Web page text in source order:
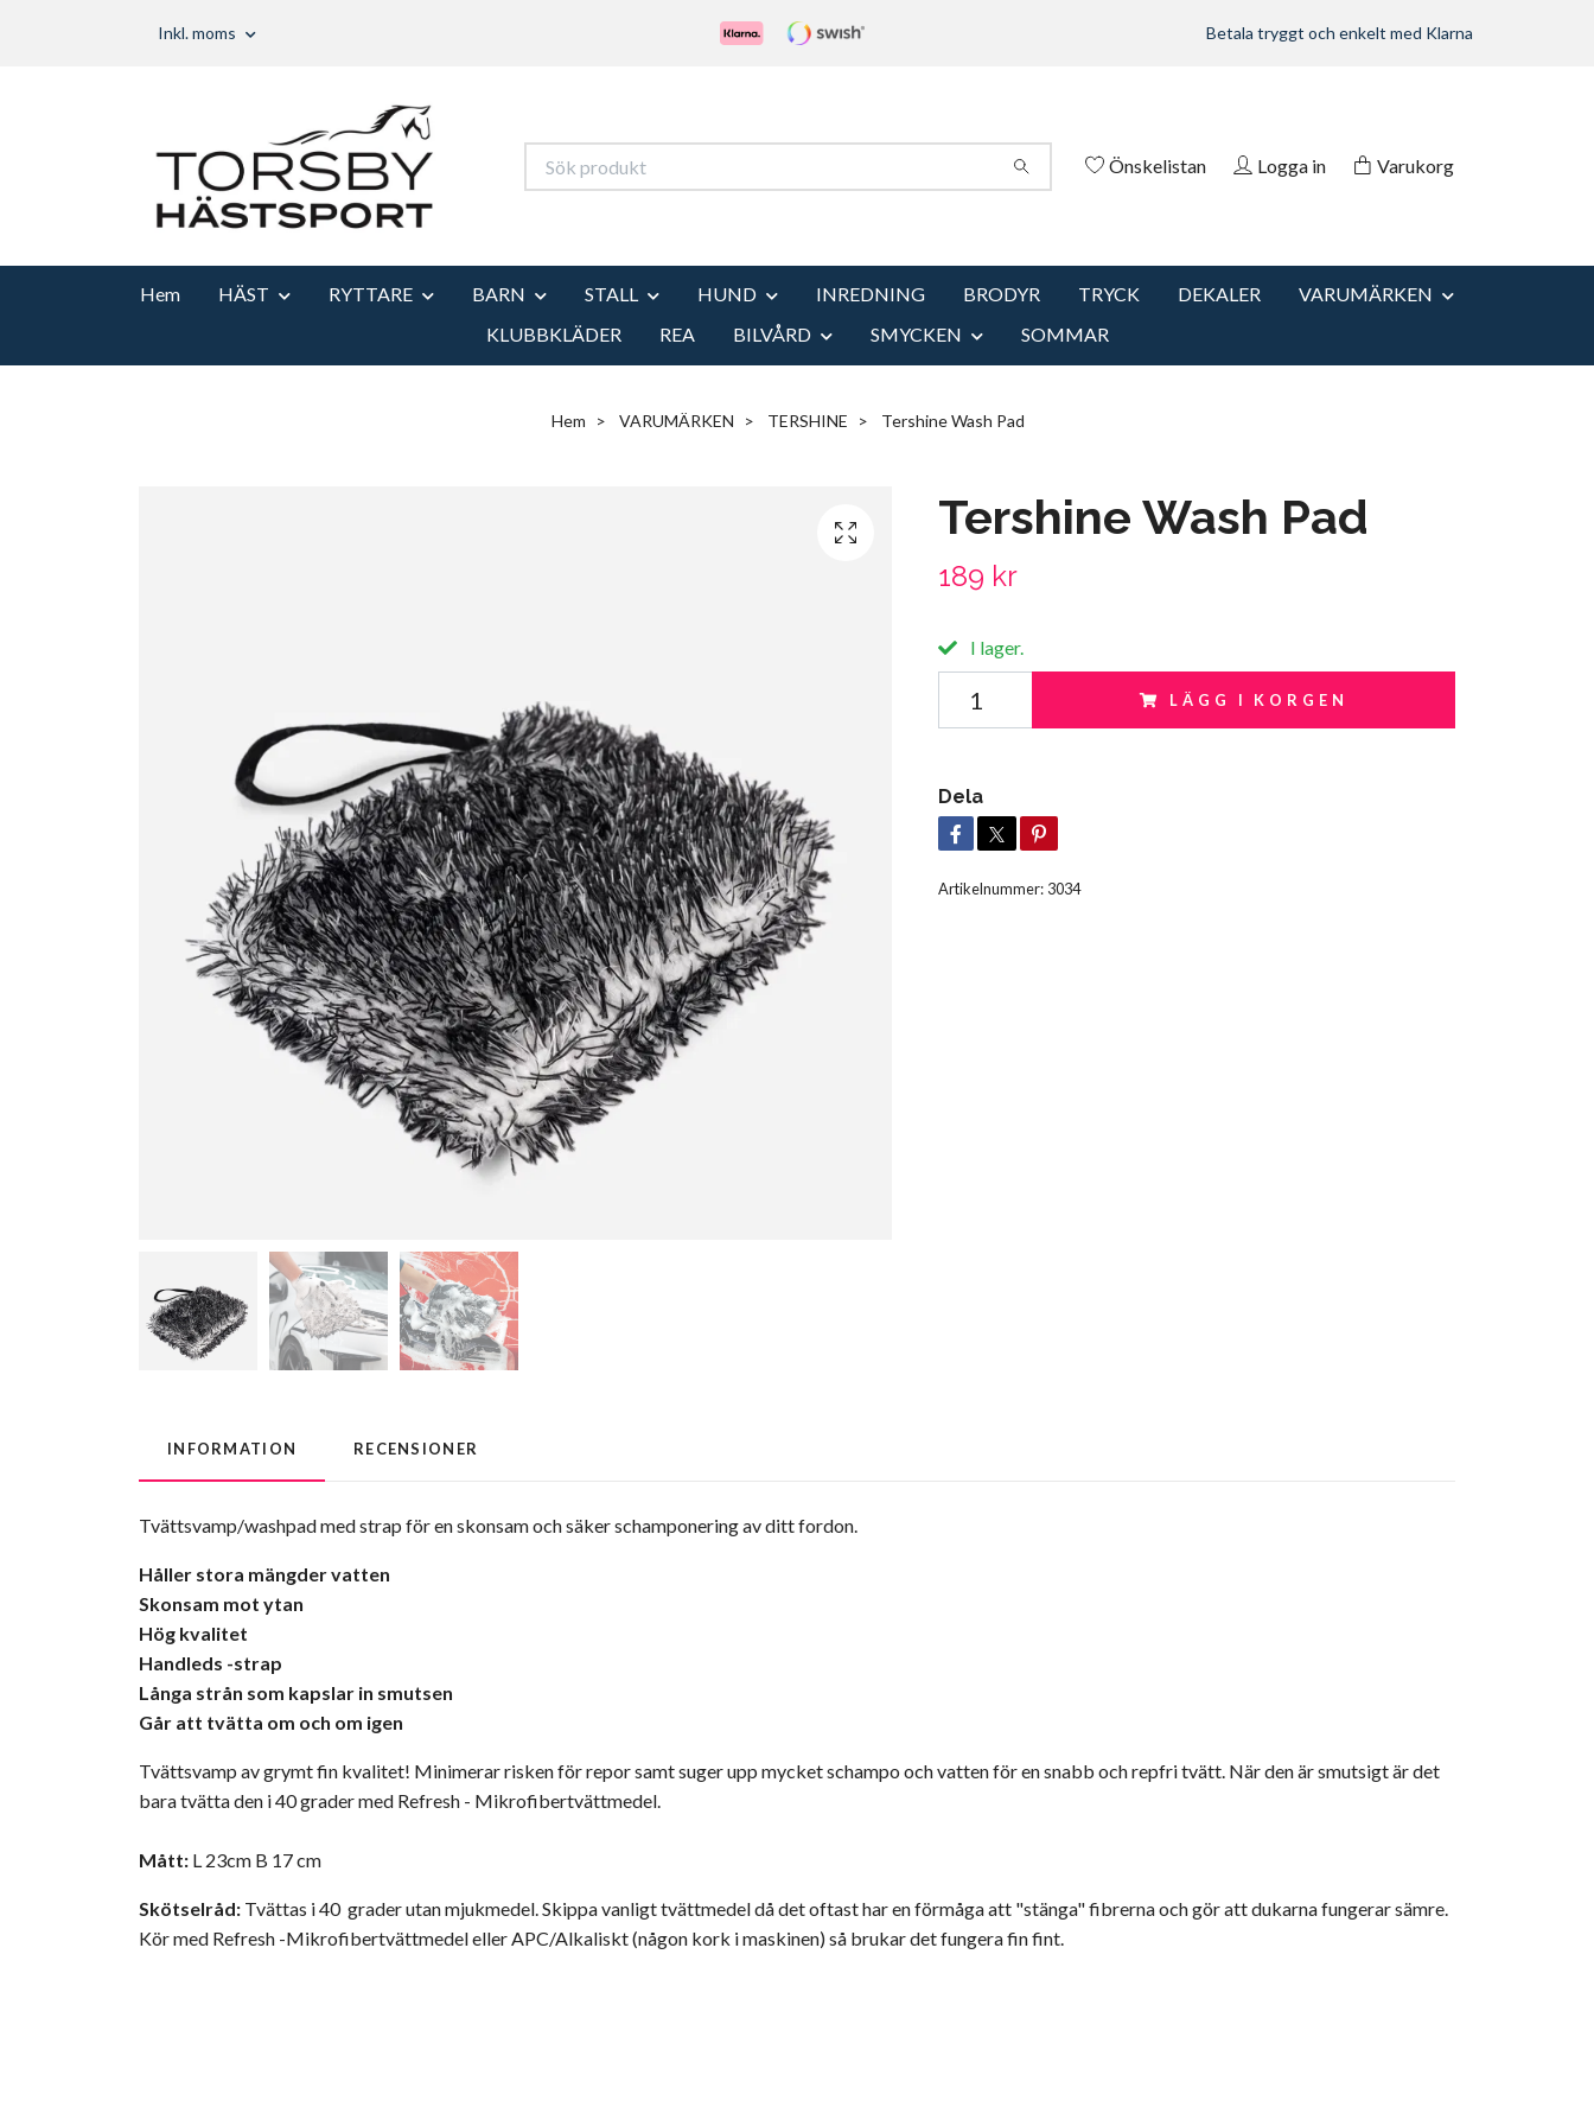
Inkl. moms Betala tryggt och enkelt med Klarna
Önskelistan Logga in Varukorg
Hem HÄST RYTTARE BARN STALL HUND INREDNING BRODYR TRYCK DEKALER
VARUMÄRKEN
KLUBBKLÄDER
REA BILVÅRD SMYCKEN SOMMAR
Hem VARUMÄRKEN TERSHINE Tershine Wash Pad
Tershine Wash Pad
189 kr
I lager.
LÄGG I KORGEN
Dela
Artikelnummer: 3034
INFORMATION RECENSIONER
Tvättsvamp/washpad med strap för en skonsam och säker schamponering av ditt fordon.
Håller stora mängder vatten
Skonsam mot ytan
Hög kvalitet
Handleds -strap
Långa strån som kapslar in smutsen
Går att tvätta om och om igen
Tvättsvamp av grymt fin kvalitet! Minimerar risken för repor samt suger upp mycket schampo och vatten för en snabb och repfri tvätt. När den är smutsigt är det
bara tvätta den i 40 grader med Refresh - Mikrofibertvättmedel.
Mått: L 23cm B 17 cm
Skötselråd: Tvättas i 40 grader utan mjukmedel.Skippa vanligt tvättmedel då det oftast har en förmåga att "stänga" fibrerna och gör att dukarna fungerar sämre.
Kör med Refresh -Mikrofibertvättmedel eller APC/Alkaliskt (någon kork i maskinen) så brukar det fungera fin fint.